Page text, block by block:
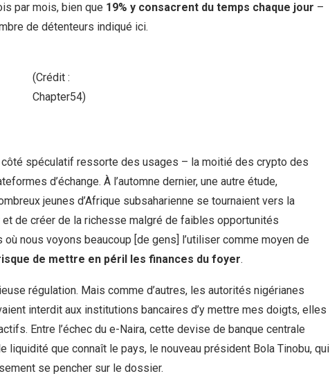
par mois, bien que 19% y consacrent du temps chaque jour –
de détenteurs indiqué ici.
(Crédit :
Chapter54)
côté spéculatif ressorte des usages – la moitié des crypto des
d’échange. À l’automne dernier, une autre étude,
jeunes d’Afrique subsaharienne se tournaient vers la
de créer de la richesse malgré de faibles opportunités
nous voyons beaucoup [de gens] l’utiliser comme moyen de
de mettre en péril les finances du foyer.
régulation. Mais comme d’autres, les autorités nigérianes
interdit aux institutions bancaires d’y mettre mes doigts, elles
Entre l’échec du e-Naira, cette devise de banque centrale
liquidité que connaît le pays, le nouveau président Bola Tinobu, qui
se pencher sur le dossier.